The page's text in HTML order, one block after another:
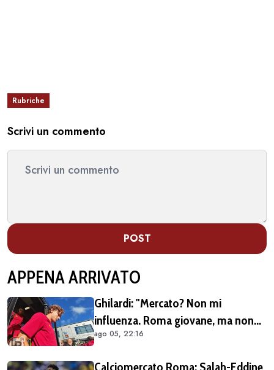
Rubriche
Scrivi un commento
POST
APPENA ARRIVATO
Ghilardi: "Mercato? Non mi
influenza. Roma giovane, ma non
siamo alle prime armi"
ago 05, 22:16
Calciomercato Roma: Salah-Eddine